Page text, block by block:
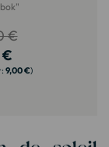
€
9,00 €
€